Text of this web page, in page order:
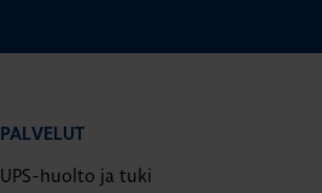
PALVELUT
UPS-huolto ja tuki